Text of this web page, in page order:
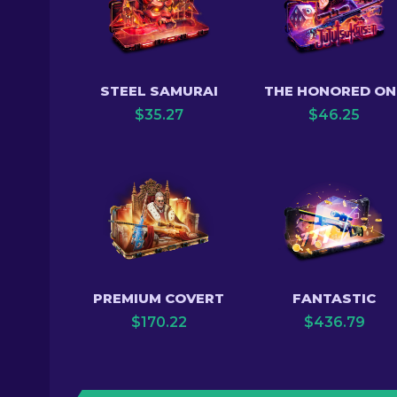
STEEL SAMURAI
$35.27
THE HONORED
$46.25
PREMIUM COVERT
$170.22
FANTASTIC
$436.79